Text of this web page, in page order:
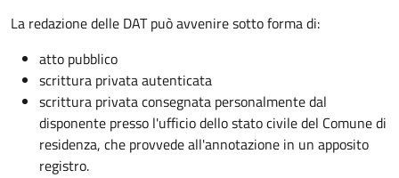
La redazione delle DAT può avvenire sotto forma di:
atto pubblico
scrittura privata autenticata
scrittura privata consegnata personalmente dal
disponente presso l'ufficio dello stato civile del Comune di
residenza, che provvede all'annotazione in un apposito
registro.